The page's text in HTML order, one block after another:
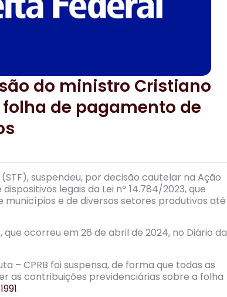
do ministro Cristiano
de pagamento de
suspendeu, por decisão cautelar na Ação
legais da Lei nº 14.784/2023, que
e de diversos setores produtivos até
ocorreu em 26 de abril de 2024, no Diário da
– CPRB foi suspensa, de forma que todas as
as contribuições previdenciárias sobre a folha
.